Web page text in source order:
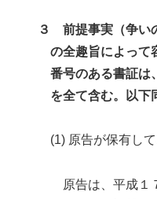
３ 前提事実（争い
の全趣旨によって
番号のある書証は
を全て含む。以下
(1) 原告が保有し
原告は、平成１